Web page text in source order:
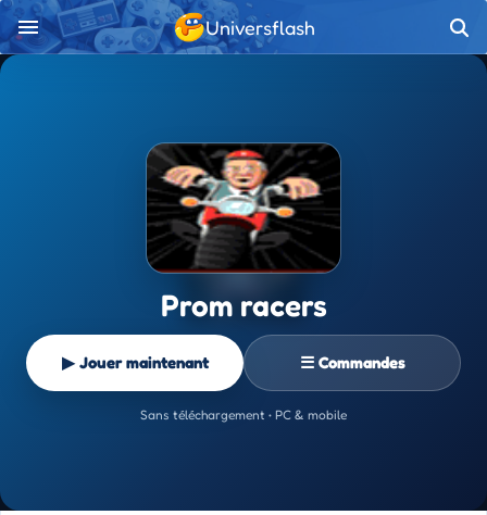
Universflash
Prom racers
▶ Jouer maintenant ☰ Commandes
Sans téléchargement • PC & mobile